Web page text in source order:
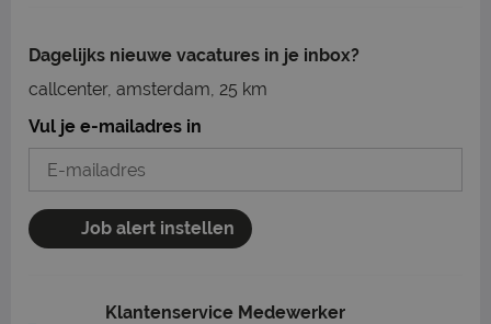
Dagelijks nieuwe vacatures in je inbox?
callcenter, amsterdam, 25 km
Vul je e-mailadres in
Job alert instellen
Klantenservice Medewerker